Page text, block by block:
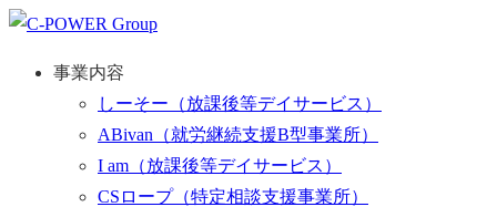
事業内容
しーそー （放課後等デイサービス）
ABivan （就労継続支援B型事業所）
I am （放課後等デイサービス）
CSロープ（特定相談支援事業所）